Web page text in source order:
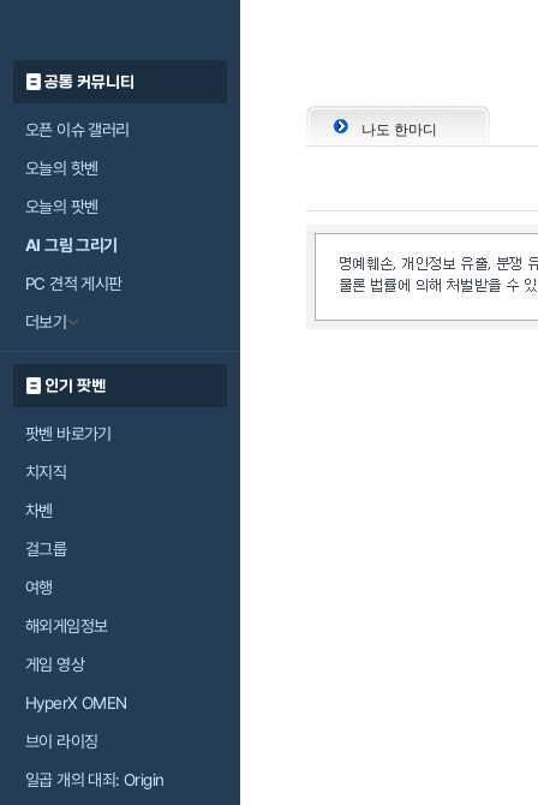
공통 커뮤니티
오픈 이슈 갤러리
오늘의 핫벤
오늘의 팟벤
AI 그림 그리기
PC 견적 게시판
더보기
인기 팟벤
팟벤 바로가기
치지직
차벤
걸그룹
여행
해외게임정보
게임 영상
HyperX OMEN
브이 라이징
일곱 개의 대죄: Origin
나도 한마디